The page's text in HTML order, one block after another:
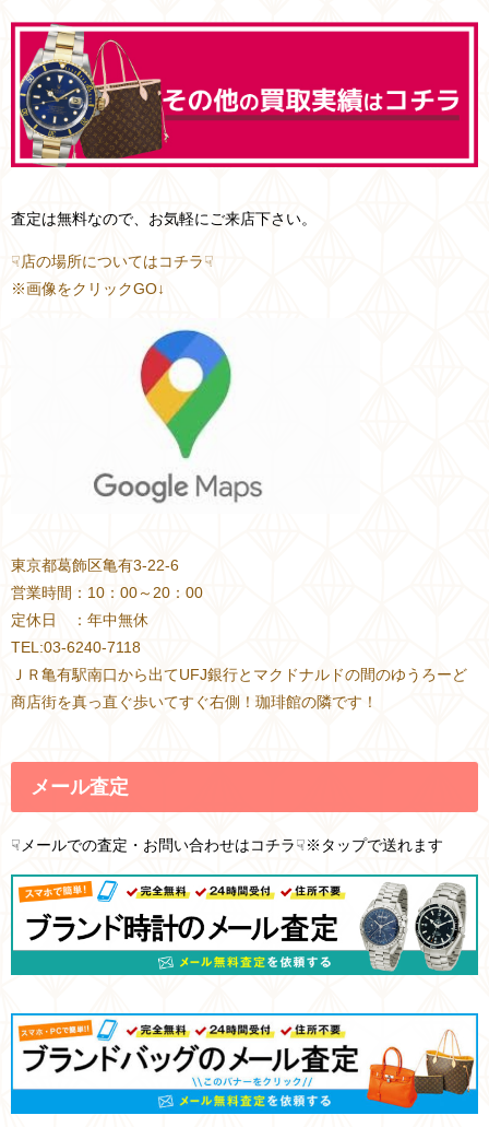
査定は無料なので、お気軽にご来店下さい。
☟店の場所についてはコチラ☟
※画像をクリックGO↓
東京都葛飾区亀有3-22-6
営業時間：10：00～20：00
定休日 ：年中無休
TEL:03-6240-7118
ＪＲ亀有駅南口から出てUFJ銀行とマクドナルドの間のゆうろーど
商店街を真っ直ぐ歩いてすぐ右側！珈琲館の隣です！
メール査定
☟メールでの査定・お問い合わせはコチラ☟※タップで送れます